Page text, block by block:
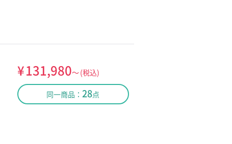
¥131,980～(税込)
同一商品： 28点